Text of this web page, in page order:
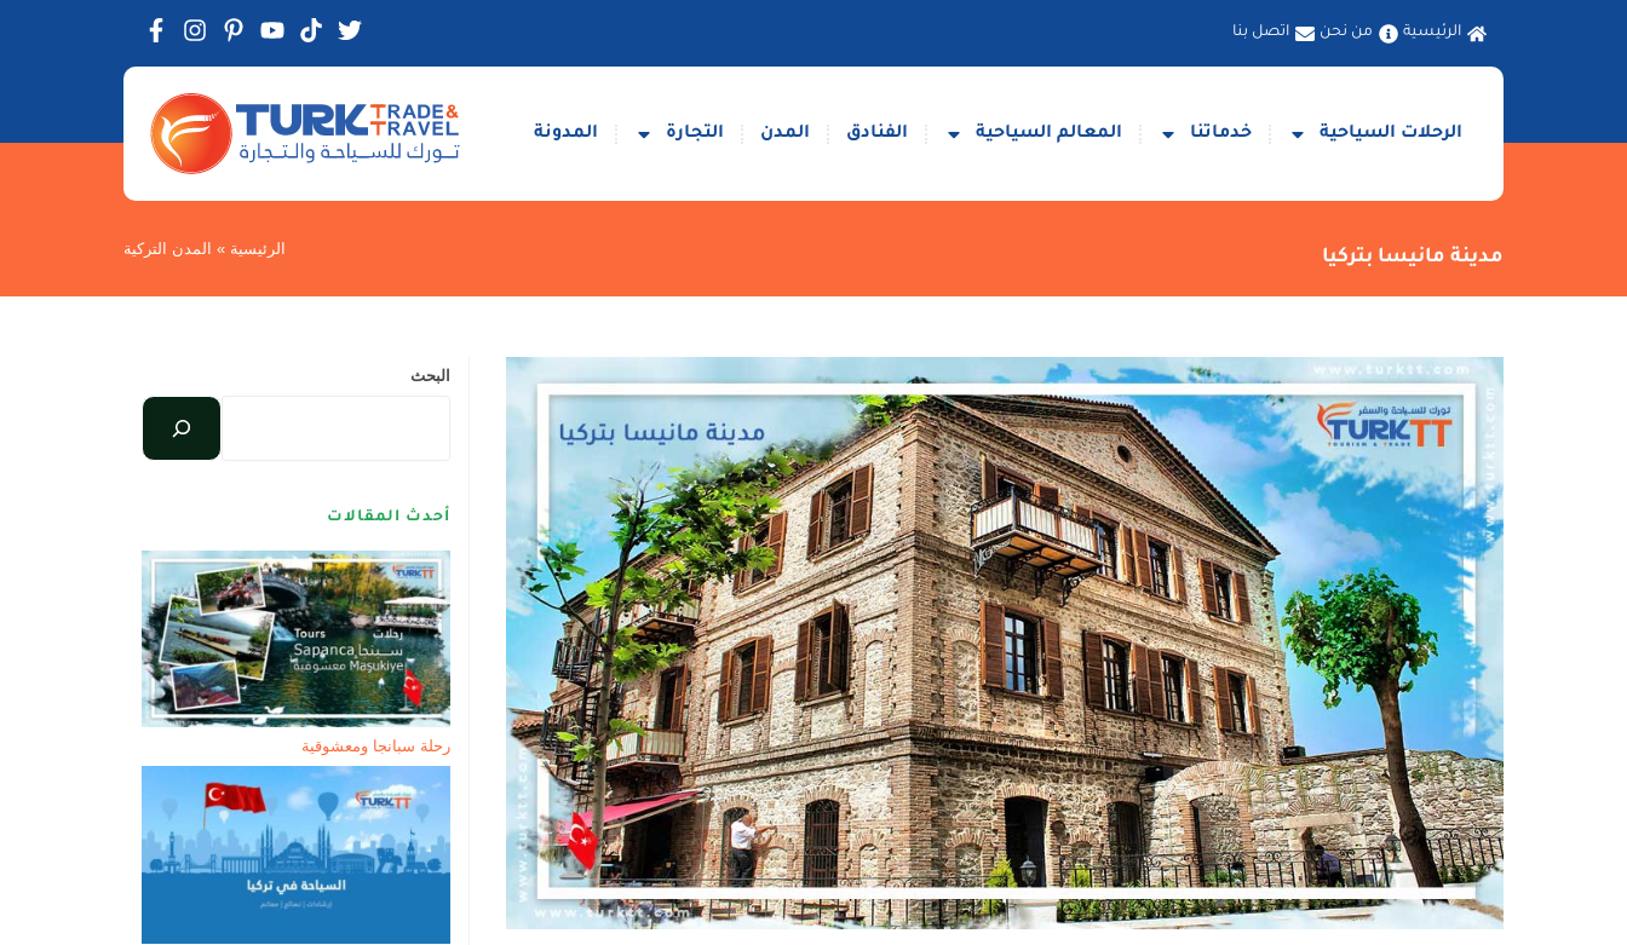
الرئيسية من نحن اتصل بنا
الرحلات السياحية خدماتنا المعالم السياحية الفنادق المدن التجارة المدونة
مدينة مانيسا بتركيا الرئيسية » المدن التركية
البحث
أحدث المقالات
رحلة سبانجا ومعشوقية